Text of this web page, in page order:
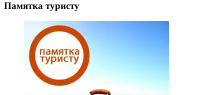
Памятка туристу